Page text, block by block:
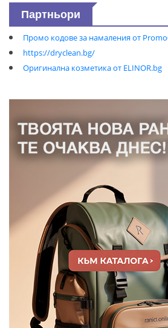
Партньори
Промо кодове за намаления от
https://dryclean.bg/
Оригинална козметика от ELINOR.bg